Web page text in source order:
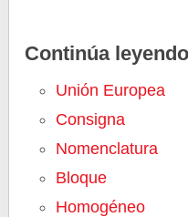
Continúa
Unión Europea
Consigna
Nomenclatura
Bloque
Homogéneo